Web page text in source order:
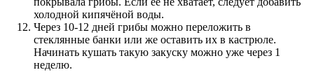
холодной кипячёной воды.
Через 10-12 дней грибы можно переложить в
стеклянные банки или же оставить их в кастрюле.
Начинать кушать такую закуску можно уже через 1
неделю.